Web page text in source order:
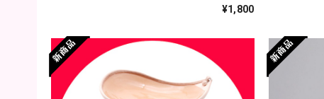
¥1,800